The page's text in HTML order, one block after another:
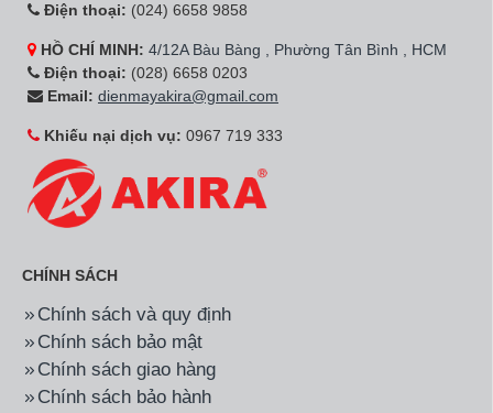
Điện thoại: (024) 6658 9858
HỒ CHÍ MINH: 4/12A Bàu Bàng , Phường Tân Bình , HCM
Điện thoại: (028) 6658 0203
Email: dienmayakira@gmail.com
Khiếu nại dịch vụ: 0967 719 333
CHÍNH SÁCH
Chính sách và quy định
Chính sách bảo mật
Chính sách giao hàng
Chính sách bảo hành